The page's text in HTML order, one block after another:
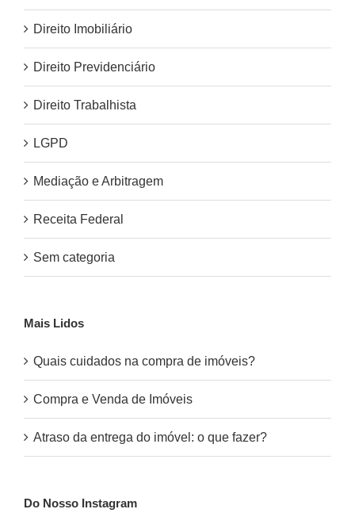
Direito Imobiliário
Direito Previdenciário
Direito Trabalhista
LGPD
Mediação e Arbitragem
Receita Federal
Sem categoria
Mais Lidos
Quais cuidados na compra de imóveis?
Compra e Venda de Imóveis
Atraso da entrega do imóvel: o que fazer?
Do Nosso Instagram